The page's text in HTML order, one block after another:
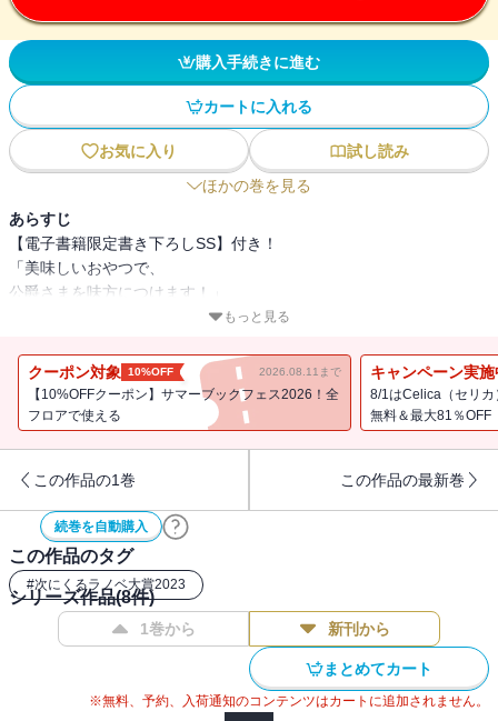
購入手続きに進む
カートに入れる
お気に入り
試し読み
ほかの巻を見る
あらすじ
【電子書籍限定書き下ろしSS】付き！
「美味しいおやつで、
公爵さまを味方につけます！」
転生タフ令嬢の逆転ダイアリー第2巻！
コミカライズ2023年夏連載開始！
書き下ろし番外編
【あらすじ】
サンドイッチで朝食をとりながら、ゲルトルードは昨日の出来事を
振り返る。とりあえず家宝は取り戻せるようだし、カン違い暴力貴
族も追い払えた。問題はまだまだ山積みだけど、ひとまず家族みん
なで楽しくレシピの開発に取り組んでいたら――なぜか公爵さまが
厨房に乱入してきた！ フルーツサンドや蜜蝋布のアイディアに興
味津々で前のめりな公爵さまは、とんとん拍子で後見人の話を進
もっと見る
クーポン対象 10%OFF 2026.08.11まで
【10%OFFクーポン】サマーブックフェス2026！全
フロアで使える
キャンペーン実施
8/1はCelica（セリ
無料＆最大81％OFF
この作品の1巻 この作品の最新巻
続巻を自動購入
この作品のタグ
#次にくるラノベ大賞2023
シリーズ作品(8件)
1巻から 新刊から
まとめてカート
※無料、予約、入荷通知のコンテンツはカートに追加されません。